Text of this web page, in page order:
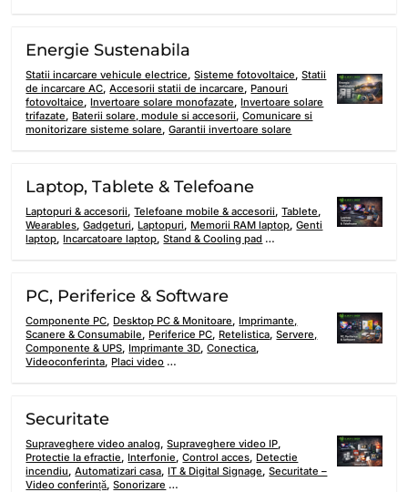
Energie Sustenabila
Statii incarcare vehicule electrice,Sisteme fotovoltaice,Statii
de incarcare AC,Accesorii statii de incarcare, Panouri
fotovoltaice, Invertoare solare monofazate, Invertoare solare
trifazate, Baterii solare, module si accesorii,Comunicare si
monitorizare sisteme solare,Garantii invertoare solare
Laptop, Tablete & Telefoane
Laptopuri & accesorii,Telefoane mobile & accesorii,Tablete,
Wearables,Gadgeturi, Laptopuri, Memorii RAM laptop,Genti
laptop, Incarcatoare laptop,Stand & Cooling pad …
PC, Periferice & Software
Componente PC, Desktop PC & Monitoare, Imprimante,
Scanere & Consumabile, Periferice PC, Retelistica,Servere,
Componente & UPS, Imprimante 3D,Conectica,
Videoconferinta, Placi video …
Securitate
Supraveghere video analog,Supraveghere video IP,
Protectie la efractie, Interfonie,Control acces, Detectie
incendiu,Automatizari casa, IT & Digital Signage,Securitate –
Video conferință,Sonorizare …